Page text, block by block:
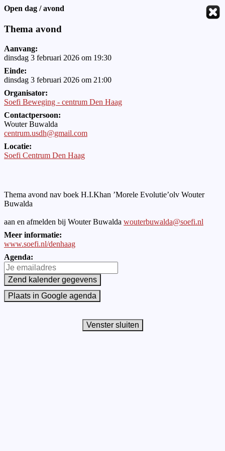
Open dag / avond
Thema avond
Aanvang:
dinsdag 3 februari 2026 om 19:30
Einde:
dinsdag 3 februari 2026 om 21:00
Organisator:
Soefi Beweging - centrum Den Haag
Contactpersoon:
Wouter Buwalda
centrum.usdh@gmail.com
Locatie:
Soefi Centrum Den Haag
Thema avond nav boek H.I.Khan ’Morele Evolutie’olv Wouter
Buwalda
aan en afmelden bij Wouter Buwalda wouterbuwalda@soefi.nl
Meer informatie:
www.soefi.nl/denhaag
Agenda: